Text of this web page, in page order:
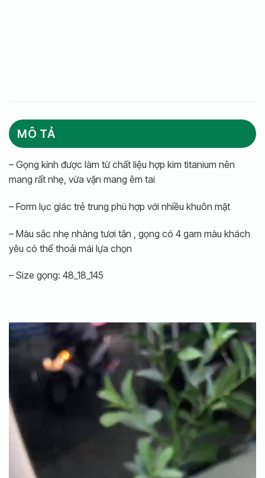
MÔ TẢ
– Gọng kính được làm từ chất liệu hợp kim titanium nên
mang rất nhẹ, vừa vặn mang êm tai
– Form lục giác trẻ trung phù hợp với nhiều khuôn mặt
– Màu sắc nhẹ nhàng tươi tắn , gọng có 4 gam màu khách
yêu có thể thoải mái lựa chọn
– Size gọng: 48_18_145